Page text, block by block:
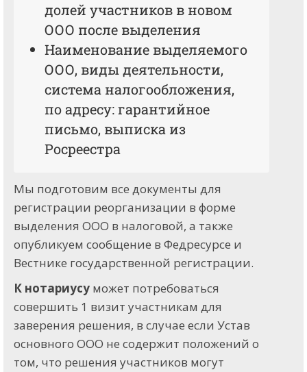
долей участников в новом
ООО после выделения
Наименование выделяемого
ООО, виды деятельности,
система налогообложения,
по адресу: гарантийное
письмо, выписка из
Росреестра
Мы подготовим все документы для
регистрации реорганизации в форме
выделения ООО в налоговой, а также
опубликуем сообщение в Федресурсе и
Вестнике государственной регистрации.
К нотариусу может потребоваться
совершить 1 визит участникам для
заверения решения, в случае если Устав
основного ООО не содержит положений о
том, что решения участников могут